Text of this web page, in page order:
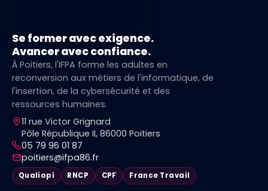
Se former avec exigence.
Avancer avec confiance.
À Poitiers, l'IFPA forme les adultes en
reconversion aux métiers de l'informatique, de
l'insertion, de la cybersécurité et des
ressources humaines.
11 rue Victor Grignard
Pôle République II, 86000 Poitiers
05 79 96 01 87
poitiers@ifpa86.fr
Qualiopi RNCP CPF France Travail